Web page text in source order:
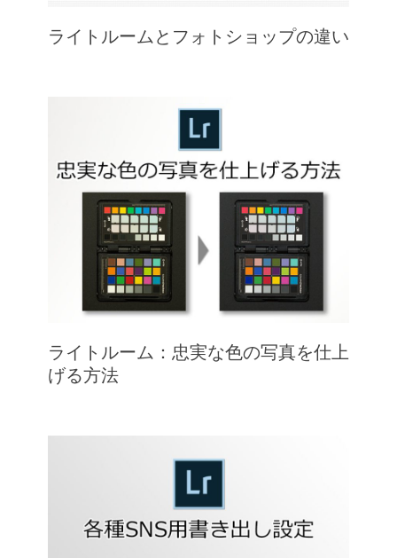
ライトルームとフォトショップの違い
ライトルーム：忠実な色の写真を仕上
げる方法